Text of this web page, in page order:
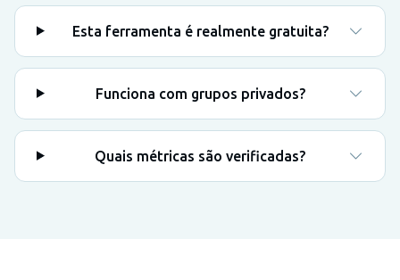
Esta ferramenta é realmente gratuita?
Funciona com grupos privados?
Quais métricas são verificadas?